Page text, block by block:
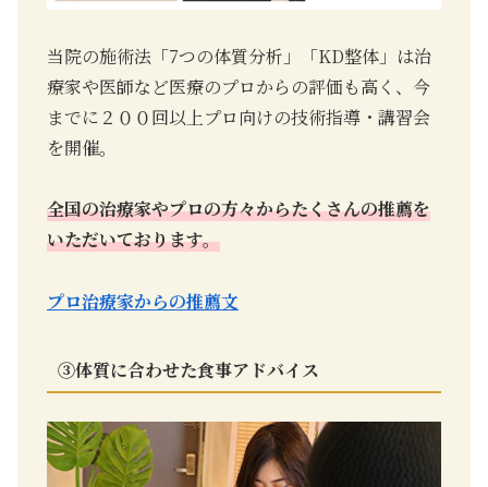
当院の施術法「7つの体質分析」「KD整体」は治
療家や医師など医療のプロからの評価も高く、今
までに２００回以上プロ向けの技術指導・講習会
を開催。
全国の治療家やプロの方々からたくさんの推薦を
いただいております。
プロ治療家からの推薦文
③体質に合わせた食事アドバイス